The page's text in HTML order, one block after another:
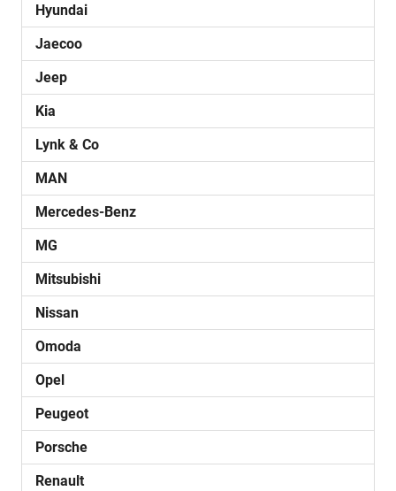
Hyundai
Jaecoo
Jeep
Kia
Lynk & Co
MAN
Mercedes-Benz
MG
Mitsubishi
Nissan
Omoda
Opel
Peugeot
Porsche
Renault